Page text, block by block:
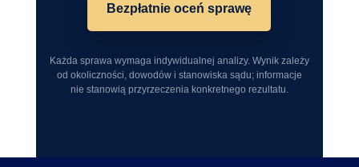
Bezpłatnie oceń sprawę
Każda sprawa wymaga indywidualnej analizy. Wynik zależy
od okoliczności, dowodów i stanowiska sądu; informacje
nie stanowią przyrzeczenia konkretnego rezultatu.